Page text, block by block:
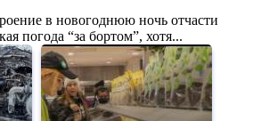
в новогоднюю ночь отчасти
погода “за бортом”, хотя...